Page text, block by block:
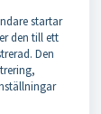
startar
den till ett
Den